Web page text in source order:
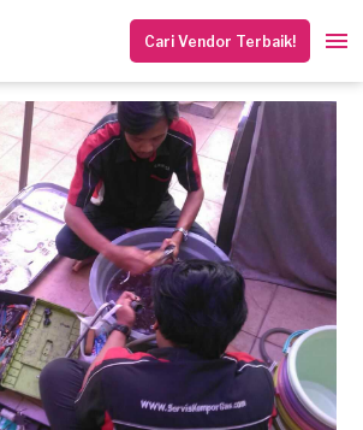
Cari Vendor Terbaik!